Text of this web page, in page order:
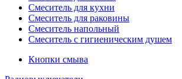
Смеситель для кухни
Смеситель для раковины
Смеситель напольный
Смеситель с гигиеническим душем
Кнопки смыва